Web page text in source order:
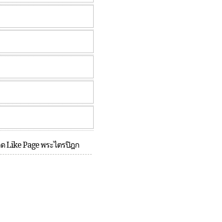
Like Page พระไตรปิฎก